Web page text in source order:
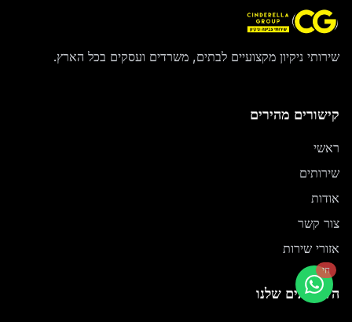
שירותי ניקיון מקצועיים לבתים, משרדים ועסקים בכל הארץ.
קישורים מהירים
ראשי
שירותים
אודות
צור קשר
אזורי שירות
השירותים שלנו
חי